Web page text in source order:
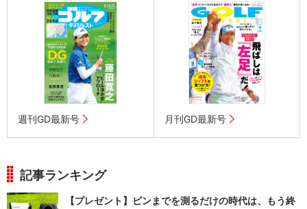
週刊GD最新号 月刊GD最新号
記事ランキング
【プレゼント】ピンまでを測るだけの時代は、もう終